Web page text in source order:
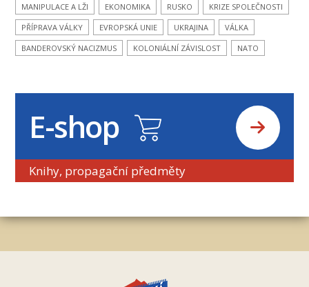
MANIPULACE A LŽI
EKONOMIKA RUSKO
KRIZE SPOLEČNOSTI
PŘÍPRAVA VÁLKY
EVROPSKÁ UNIE UKRAJINA
VÁLKA
BANDEROVSKÝ NACIZMUS
KOLONIÁLNÍ ZÁVISLOST NATO
E-shop
Knihy, propagační předměty